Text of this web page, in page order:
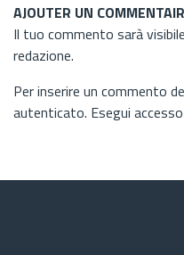
AJOUTER UN
Il tuo commento sarà
redazione.
Per inserire un commento
autenticato. Esegui